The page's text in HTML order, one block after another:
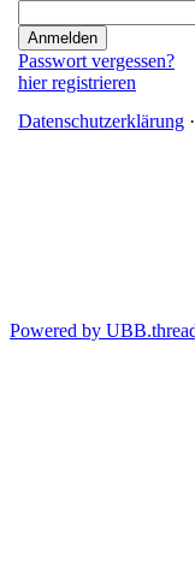
Passwort vergessen?
hier registrieren
Datenschutzerklärung ·
Powered by